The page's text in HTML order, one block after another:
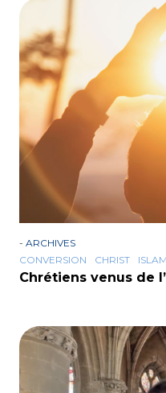
- ARCHIVES
CONVERSION
CHRIST ISLAM
Chrétiens venus de